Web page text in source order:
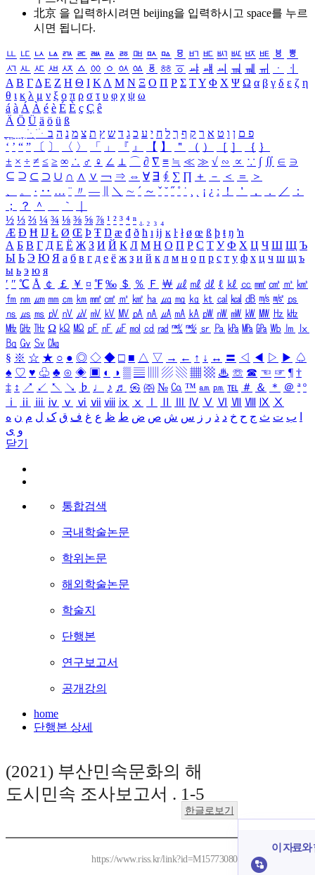
北京 을 입력하시려면 beijing을 입력하시고 space를 누르
시면 됩니다.
ㅥ ㅦ ㅧ ㅨ ㅩ ㅪ ㅫ ㅬ ㅭ ㅮ ㅯ ㅰ ㅱ ㅲ ㅳ ㅴ ㅵ ㅶ ㅷ ㅸ
ㅹ
ㅺ ㅻ ㅼ ㅽ ㅾ ㅿ ㆀ ㆁ ㆂ ㆃ ㆄ ㆅ ㆆ ㆇ ㆈ ㆉ ㆊ ㆋ ㆌ ㆍ
ㆎ
Α Β ΓΔ Ε Ζ Η Θ Ι ΚΛ Μ Ν Ξ Ο Π Ρ Σ ΤΥ Φ Χ Ψ Ω α β γ δ ε ζ η
θ ι κ λ μ ν ξ ο π ρ σ τ υ φ χ ψ ω
á à Á À é è É È ç Ç ê
Ä Ö Ü ä ö ü ß
ִֶֹ ֻּ ׁׂ פ ם ן ו ט א ר ק ף ך ל ח י ע כ ג ד ש ץ ת צ מ נ ה ב
‘ ’ “ ” 〔 〕 〈 〉 「 」 『 』 【 】 ＂ （ ） ［ ］ ｛ ｝
± × ÷ ≠ ≤ ≥ ∞ ∴ ♂ ♀ ∠ ⊥ ⌒ ∂ ∇ ≡ ≒ ≪ ≫ √ ∽ ∝ ∵ ∫ ∬ ∈ ∋
⊆ ⊇ ⊂ ⊃ ∪ ∩ ∧ ∨ ￢ ⇒ ⇔ ∀ ∃ ∮ ∑ ∏ ＋ － ＜ ＝
＞
、
。 · ‥ … ¨ 〃 ― ＼ ∼ ´ ～ ˇ ˘ ˝ ˚ ˙ ¸ ¡ ¿ ː ！ ＇ ， ． ／
：
；
？ ＾ ｀
½ ⅓ ⅔ ¼ ¾ ⅛ ⅜ ⅝ ⅞ ¹ ² ³ ⁴ ⁿ ₁ ₂ ₃ ₄
Æ Ð Ħ Ĳ Ł Ø Œ Þ Ŧ Ŋ æ đ ð ħ ı ĳ ĸ ŀ ł ø œ ß þ ŧ ŋ ŉ
А Б В Г Д Е Ё Ж З И Й К Л М Н О П Р С Т У Ф Х Ц Ч Ш Щ Ъ
Ы Ь Э Ю Я а б в г д е ё ж з и й к л м н о п р с т у ф х ц ч ш щ ъ
ы ь э ю я
′ ″ ℃ Å ￠ ￡ ￥ ¤ ℉ ‰ ＄ ％ Ｆ ￦ ㎕ ㎖ ㎗ ℓ ㎘ ㏄ ㎣ ㎤ ㎥ ㎦
㎙ ㎚ ㎛ ㎜ ㎝ ㎞ ㎟ ㎠ ㎡ ㎢ ㏊ ㎍ ㎎ ㎏ ㏏ ㎈ ㎉ ㏈ ㎧ ㎨ ㎰
㎱ ㎲ ㎳ ㎴ ㎵ ㎶ ㎷ ㎸ ㎹ ㎀ ㎁ ㎂ ㎃ ㎄ ㎺ ㎻ ㎽ ㎾ ㎿ ㎐ ㎑
㎒ ㎓ ㎔ Ω ㏀ ㏁ ㎊ ㎋ ㎌ ㏖ ㏅ ㎭ ㎮ ㎯ ㏛ ㎩ ㎪ ㎫ ㎬ ㏝ ㏐
㏓
㏃ ㏉ ㏜ ㏆
§ ※ ☆ ★ ○ ● ◎ ◇ ◆ □ ■ △ ▽ → ← ↑ ↓ ↔ 〓 ◁ ◀ ▷ ▶ ♤
♠ ♡ ♥ ♧ ♣ ⊙ ◈ ▣ ◐ ◑ ▒ ▤ ▨ ▧ ▦ ▩ ♨ ☏ ☎ ☜ ☞ ¶ †
‡ ↕ ↗ ↙ ↖ ↘ ♭ ♩ ♪ ♬ ㉿ ㈜ № ㏇ ™ ㏂ ㏘ ℡ ＃ ＆ ＊ ＠ ª º
ⅰ
ⅱ ⅲ ⅳ ⅴ ⅵ ⅶ ⅷ ⅸ ⅹ Ⅳ Ⅴ Ⅵ Ⅶ Ⅷ Ⅸ Ⅹ
ب ت ث ج ح خ د ذ ر ز س ش ص ض ط ظ ع غ ف ق ک ل م ن ه
و ی
닫기
통합검색
국내학술논문
학위논문
해외학술논문
학술지
단행본
연구보고서
공개강의
home
단행본 상세
(2021) 부산민속문화의 해
도시민속 조사보고서 . 1-5
한글로보기
https://www.riss.kr/link?id=M15773080
이 자료와